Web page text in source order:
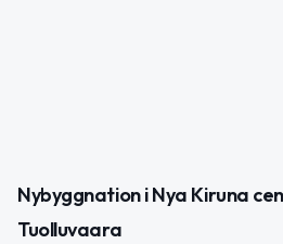
Nybyggnation i Nya Kiruna
Tuolluvaara